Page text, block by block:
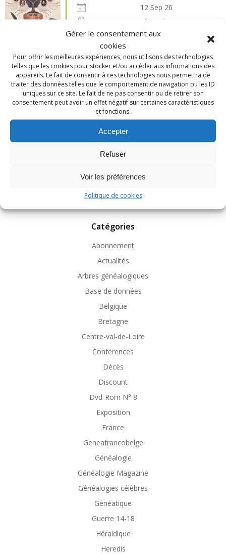
Gérer le consentement aux
cookies
Pour offrir les meilleures expériences, nous utilisons des technologies
telles que les cookies pour stocker et/ou accéder aux informations des
appareils. Le fait de consentir à ces technologies nous permettra de
traiter des données telles que le comportement de navigation ou les ID
uniques sur ce site. Le fait de ne pas consentir ou de retirer son
consentement peut avoir un effet négatif sur certaines caractéristiques
et fonctions.
Accepter
Refuser
Voir les préférences
Politique de cookies
12 Sep 26
Crespin
13e Congrès national de généalogie à Alma
(Québec)
25 Sep 26
alma
Salon de généalogie et d’histoire – Carhaix
Catégories
Abonnement
Actualités
Arbres généalogiques
Base de données
Belgique
Bretagne
Centre-val-de-Loire
Conférences
Décès
Discount
Dvd-Rom N° 8
Exposition
France
Geneafrancobelge
Généalogie
Généalogie Magazine
Généalogies célèbres
Généatique
Guerre 14-18
Héraldique
Heredis